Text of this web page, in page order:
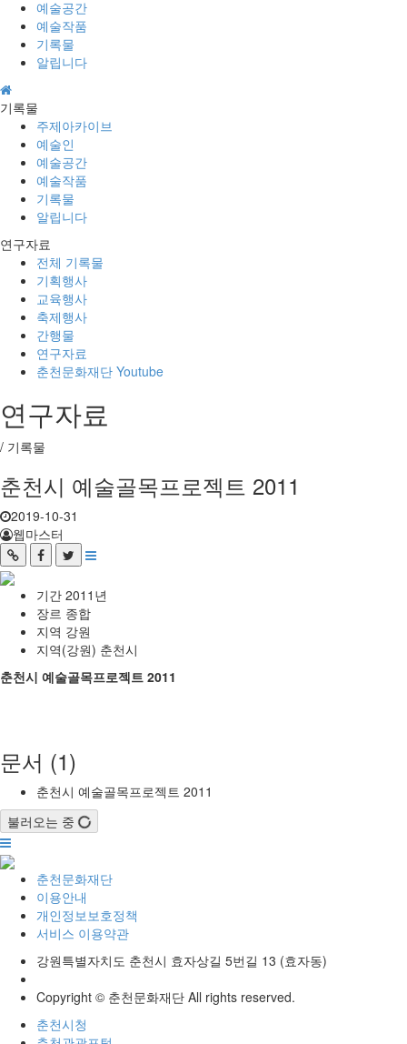
예술공간
예술작품
기록물
알립니다
기록물
주제아카이브
예술인
예술공간
예술작품
기록물
알립니다
연구자료
전체 기록물
기획행사
교육행사
축제행사
간행물
연구자료
춘천문화재단 Youtube
연구자료
/ 기록물
춘천시 예술골목프로젝트 2011
2019-10-31
웹마스터
기간 2011년
장르 종합
지역 강원
지역(강원) 춘천시
춘천시 예술골목프로젝트 2011
문서 (1)
춘천시 예술골목프로젝트 2011
불러오는 중
춘천문화재단
이용안내
개인정보보호정책
서비스 이용약관
강원특별자치도 춘천시 효자상길 5번길 13 (효자동)
Copyright © 춘천문화재단 All rights reserved.
춘천시청